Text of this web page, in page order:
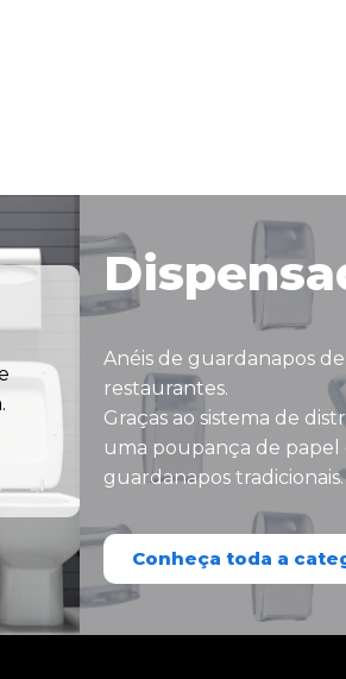
Anéis de guardanapos
restaurantes.
Graças ao sistema de
uma poupança de papel
guardanapos tradicionais.
Conheça toda a